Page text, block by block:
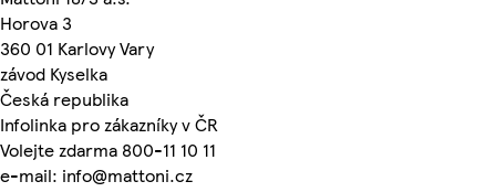
Horova 3
360 01 Karlovy Vary
závod Kyselka
Česká republika
Infolinka pro zákazníky v ČR
Volejte zdarma 800-11 10 11
e-mail: info@mattoni.cz